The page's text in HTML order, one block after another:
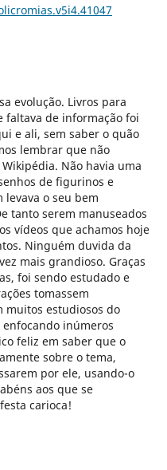
evolução. Livros para
faltava de informação foi
e ali, sem saber o quão
lembrar que não
Não havia uma
de figurinos e
levava o seu bem
tanto serem manuseados
vídeos que achamos hoje
Ninguém duvida da
mais grandioso. Graças
foi sendo estudado e
tomassem
muitos estudiosos do
inúmeros
feliz em saber que o
sobre o tema,
por ele, usando-o
aos que se
carioca!